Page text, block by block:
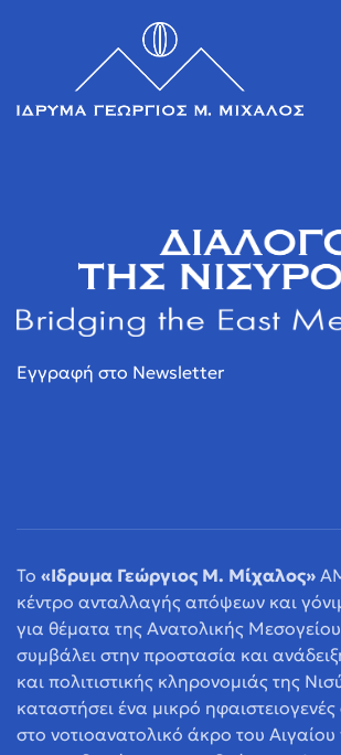
Εγγραφή στο Newsletter
Το «Ιδρυμα Γεώργιος Μ. Μίχαλος»
κέντρο ανταλλαγής απόψεων και
για θέματα της Ανατολικής
συμβάλει στην προστασία και
και πολιτιστικής κληρονομιάς της
καταστήσει ένα μικρό ηφαιστειογενές
στο νοτιοανατολικό άκρο του Αιγαίου